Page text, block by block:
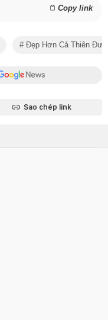
Copy link
Đẹp Hơn Cả Thiên
Sao chép link